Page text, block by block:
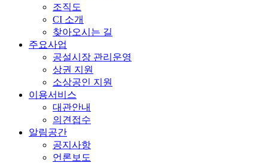
조직도
CI 소개
찾아오시는 길
주요사업
공설시장 관리운영
상권 지원
소상공인 지원
이용서비스
대관안내
의견접수
알림공간
공지사항
언론보도